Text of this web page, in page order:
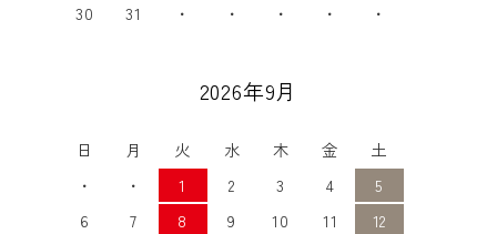
30
31 ・ ・ ・ ・ ・
2026年9月
日 月 火 水 木 金
土
・
・ 1 2 3 4
5
6
7 8 9 10 11
12